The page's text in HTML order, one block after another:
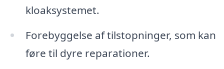
kloaksystemet.
Forebyggelse af tilstopninger, som kan
føre til dyre reparationer.